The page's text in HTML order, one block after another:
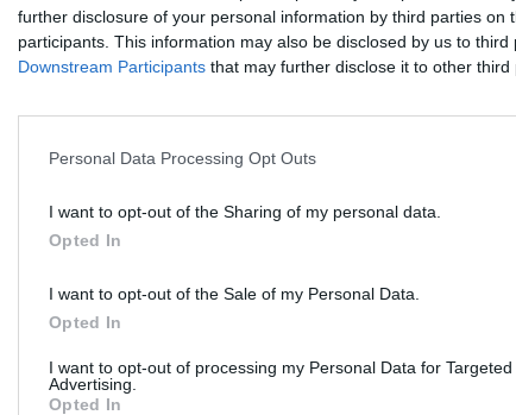
further disclosure of your personal information by third parties on
participants. This information may also be disclosed by us to third
Downstream Participants that may further disclose it to other third
Personal Data Processing Opt Outs
I want to opt-out of the Sharing of my personal data.
Opted In
I want to opt-out of the Sale of my Personal Data.
Opted In
I want to opt-out of processing my Personal Data for Targeted
Advertising.
Opted In